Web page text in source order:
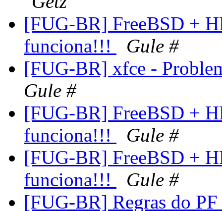
[FUG-BR] FreeBSD +
funciona!!!
Gule #
[FUG-BR] xfce -
Gule #
[FUG-BR] FreeBSD +
funciona!!!
Gule #
[FUG-BR] FreeBSD +
funciona!!!
Gule #
[FUG-BR] Regras do